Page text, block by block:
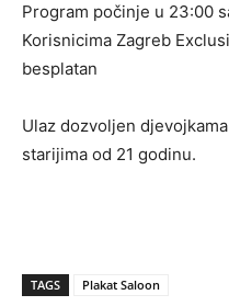
Program počinje u 23:00
Korisnicima Zagreb
besplatan
Ulaz dozvoljen
starijima od 21 godinu.
TAGS Plakat Saloon